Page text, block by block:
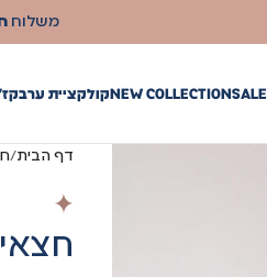
SALE
NEW COLLECTIONקולקציית ערב
דף הבית
משלוח